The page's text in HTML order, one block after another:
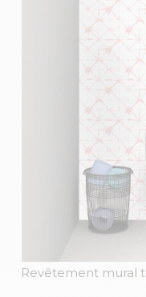
Revêtement mural